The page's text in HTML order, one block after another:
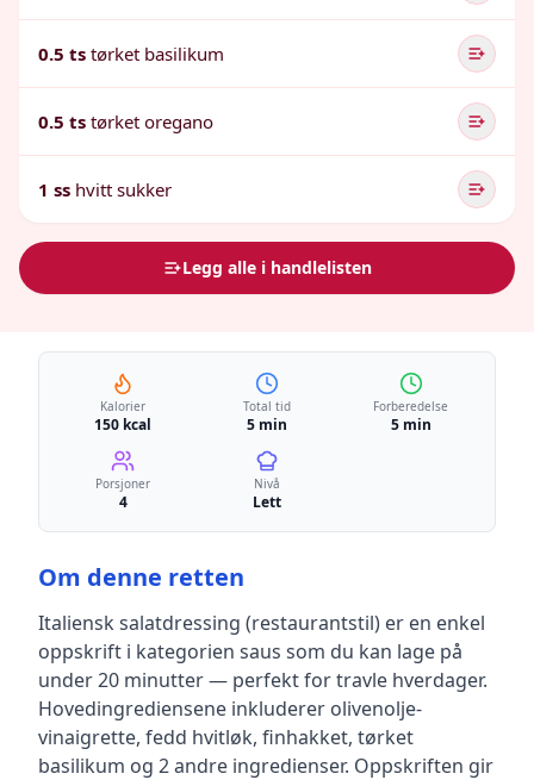
0.5 ts tørket basilikum
0.5 ts tørket oregano
1 ss hvitt sukker
Legg alle i handlelisten
Kalorier
150 kcal
Total tid
5 min
Forberedelse
5 min
Porsjoner
4
Nivå
Lett
Om denne retten
Italiensk salatdressing (restaurantstil) er en enkel
oppskrift i kategorien saus som du kan lage på
under 20 minutter — perfekt for travle hverdager.
Hovedingrediensene inkluderer olivenolje-
vinaigrette, fedd hvitløk, finhakket, tørket
basilikum og 2 andre ingredienser. Oppskriften gir